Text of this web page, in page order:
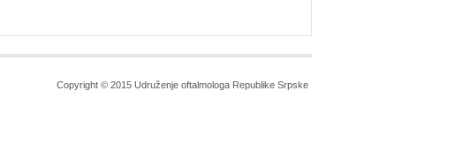
Copyright © 2015 Udruženje oftalmologa Republike Srpske